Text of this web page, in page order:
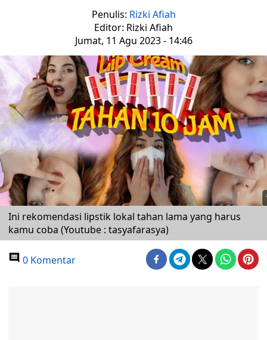
Penulis: Rizki Afiah
Editor: Rizki Afiah
Jumat, 11 Agu 2023 - 14:46
Ini rekomendasi lipstik lokal tahan lama yang harus
kamu coba (Youtube : tasyafarasya)
0 Komentar